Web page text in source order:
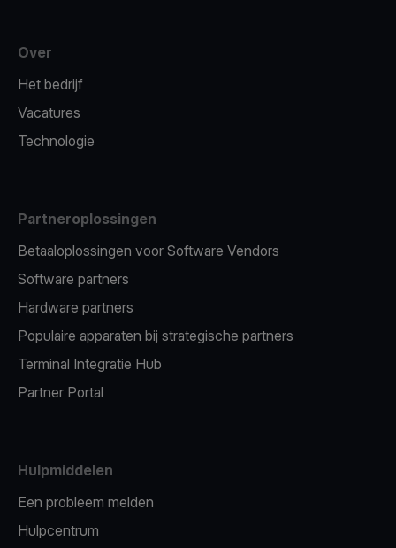
Over
Het bedrijf
Vacatures
Technologie
Partneroplossingen
Betaaloplossingen voor Software Vendors
Software partners
Hardware partners
Populaire apparaten bij strategische partners
Terminal Integratie Hub
Partner Portal
Hulpmiddelen
Een probleem melden
Hulpcentrum